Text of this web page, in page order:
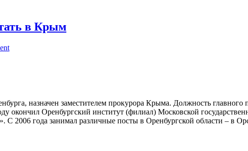
в Крым
назначен заместителем прокурора Крыма. Должность главного
окончил Оренбургский институт (филиал) Московской
2006 года занимал различные посты в Оренбургской области – в